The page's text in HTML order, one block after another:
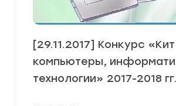
[29.11.2017] Конкурс
компьютеры,
технологии» 2017-2018 гг.